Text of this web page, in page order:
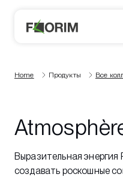
Home Продукты Все
Выразительная энергия
создавать роскошные